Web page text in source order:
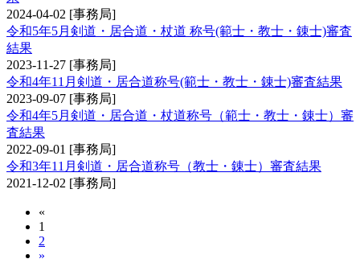
2024-04-02 [事務局]
令和5年5月剣道・居合道・杖道 称号(範士・教士・錬士)審査
結果
2023-11-27 [事務局]
令和4年11月剣道・居合道称号(範士・教士・錬士)審査結果
2023-09-07 [事務局]
令和4年5月剣道・居合道・杖道称号（範士・教士・錬士）審
査結果
2022-09-01 [事務局]
令和3年11月剣道・居合道称号（教士・錬士）審査結果
2021-12-02 [事務局]
«
1
2
»